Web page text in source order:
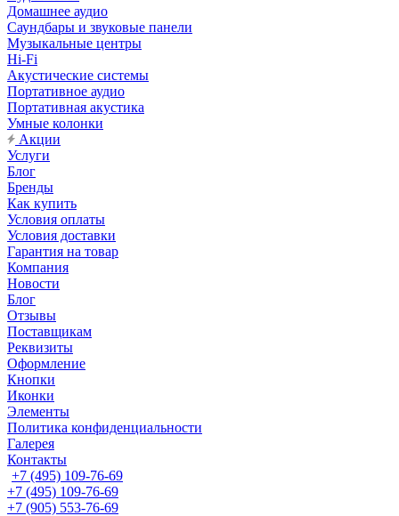
Домашнее аудио
Саундбары и звуковые панели
Музыкальные центры
Hi-Fi
Акустические системы
Портативное аудио
Портативная акустика
Умные колонки
Акции
Услуги
Блог
Бренды
Как купить
Условия оплаты
Условия доставки
Гарантия на товар
Компания
Новости
Блог
Отзывы
Поставщикам
Реквизиты
Оформление
Кнопки
Иконки
Элементы
Политика конфиденциальности
Галерея
Контакты
+7 (495) 109-76-69
+7 (495) 109-76-69
+7 (905) 553-76-69